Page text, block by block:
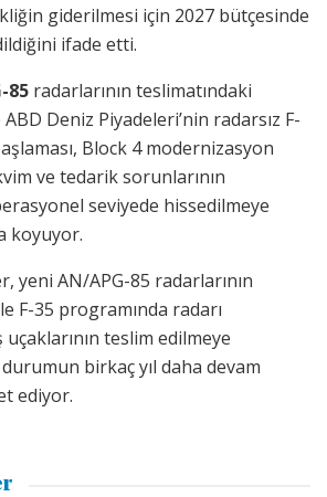
giderilmesi için 2027 bütçesinde
ifade etti.
85 radarlarının teslimatındaki
Deniz Piyadeleri’nin radarsız F-
Block 4 modernizasyon
ve tedarik sorunlarının
seviyede hissedilmeye
koyuyor.
yeni AN/APG-85 radarlarının
F-35 programında radarı
teslim edilmeye
durumun birkaç yıl daha devam
ediyor.